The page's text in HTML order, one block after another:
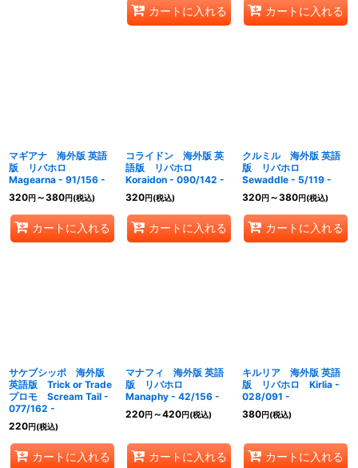
カートに入れる カートに入れる
マギアナ 海外版 英語
版 リバホロ
Magearna - 91/156 -
320円～380円(税込)
カートに入れる
コライドン 海外版 英
語版 リバホロ
Koraidon - 090/142 -
320円(税込)
カートに入れる
クルミル 海外版 英語
版 リバホロ
Sewaddle - 5/119 -
320円～380円(税込)
カートに入れる
サケブシッポ 海外版
英語版 Trick or Trade
プロモ Scream Tail -
077/162 -
220円(税込)
カートに入れる
マナフィ 海外版 英語
版 リバホロ
Manaphy - 42/156 -
220円～420円(税込)
カートに入れる
キルリア 海外版 英語
版 リバホロ Kirlia -
028/091 -
380円(税込)
カートに入れる